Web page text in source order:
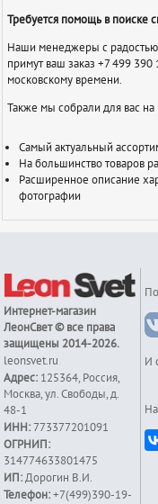
Требуется помощь в поиске
Наши менеджеры с радостью
примут ваш заказ +7 499
московскому времени.
Также мы собрали для вас
Самый актуальный
На большинство товаров
Расширенное описание
фотографии
Интернет-магазин
ЛеонСвет© все права
защищены 2014-2026.
leonsvet.ru
Адрес: 125364,Россия,
Москва,ул. Свободы, д.
48-1
ИНН:773377201091
ОГРНИП:
314774633801475
ИП:Дорогин В.И.
Телефон: +7(499)390-19-
И